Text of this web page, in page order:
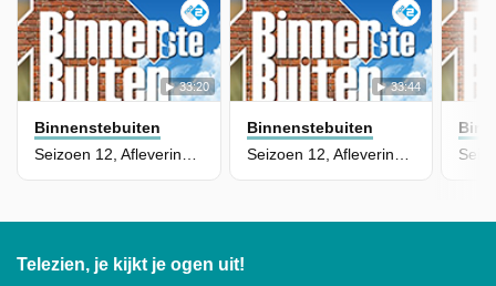
33:20
Binnenstebuiten
33:44
Binnenstebuiten
Telezien, je kijkt je ogen uit!